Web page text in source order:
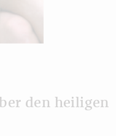
den heiligen